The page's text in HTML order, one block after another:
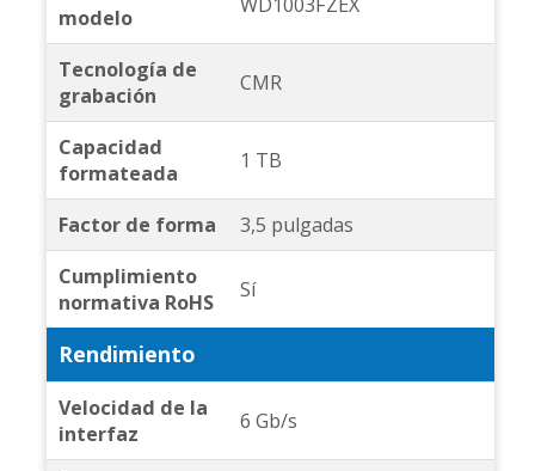
modelo
Tecnología de
grabación
CMR
Capacidad
formateada
1 TB
Factor de forma
3,5 pulgadas
Cumplimiento
normativa RoHS
Sí
Rendimiento
Velocidad de la
interfaz
6 Gb/s